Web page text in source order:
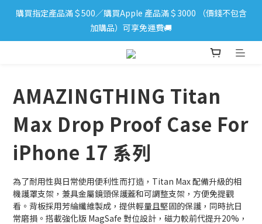
iPhone 17 系列新登場！立即訂購
購買指定產品滿＄500／購買Apple 產品滿＄3000 （價錢不包含
加購品）可享免運費🚚
iPhone 17 系列新登場！立即訂購
AMAZINGTHING Titan
Max Drop Proof Case For
iPhone 17 系列
為了耐用性與日常使用便利性而打造，Titan Max 配備升級的相
機護罩支架，兼具金屬鏡頭保護蓋和可調整支架，方便免提觀
看。背板採用芳綸纖維製成，提供輕量且堅固的保護，同時抗日
常磨損。搭載強化版 MagSafe 對位設計，磁力較前代提升20%，